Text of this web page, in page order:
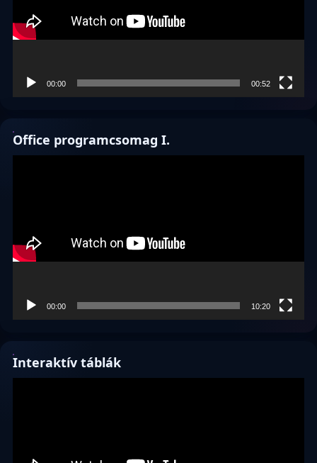
00:00 00:52
Office programcsomag I.
00:00 10:20
Interaktív táblák